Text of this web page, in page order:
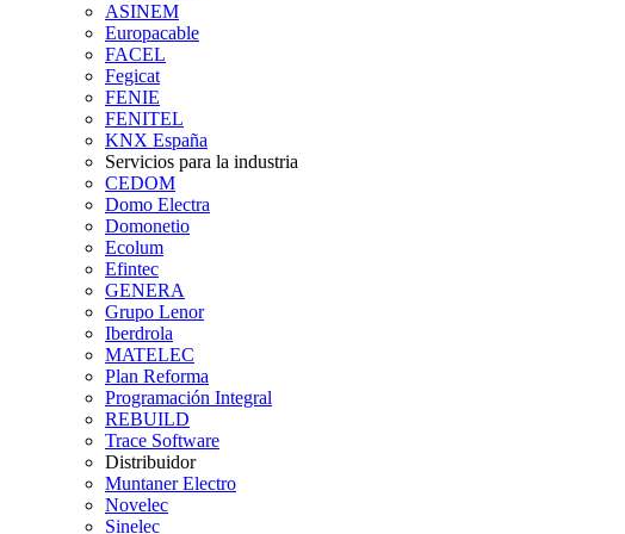
ASINEM
Europacable
FACEL
Fegicat
FENIE
FENITEL
KNX España
Servicios para la industria
CEDOM
Domo Electra
Domonetio
Ecolum
Efintec
GENERA
Grupo Lenor
Iberdrola
MATELEC
Plan Reforma
Programación Integral
REBUILD
Trace Software
Distribuidor
Muntaner Electro
Novelec
Sinelec